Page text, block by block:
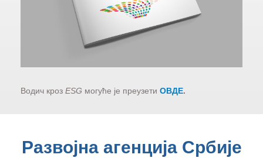
Водич кроз ESG могуће је преузети ОВДЕ.
Развојна агенција Србије